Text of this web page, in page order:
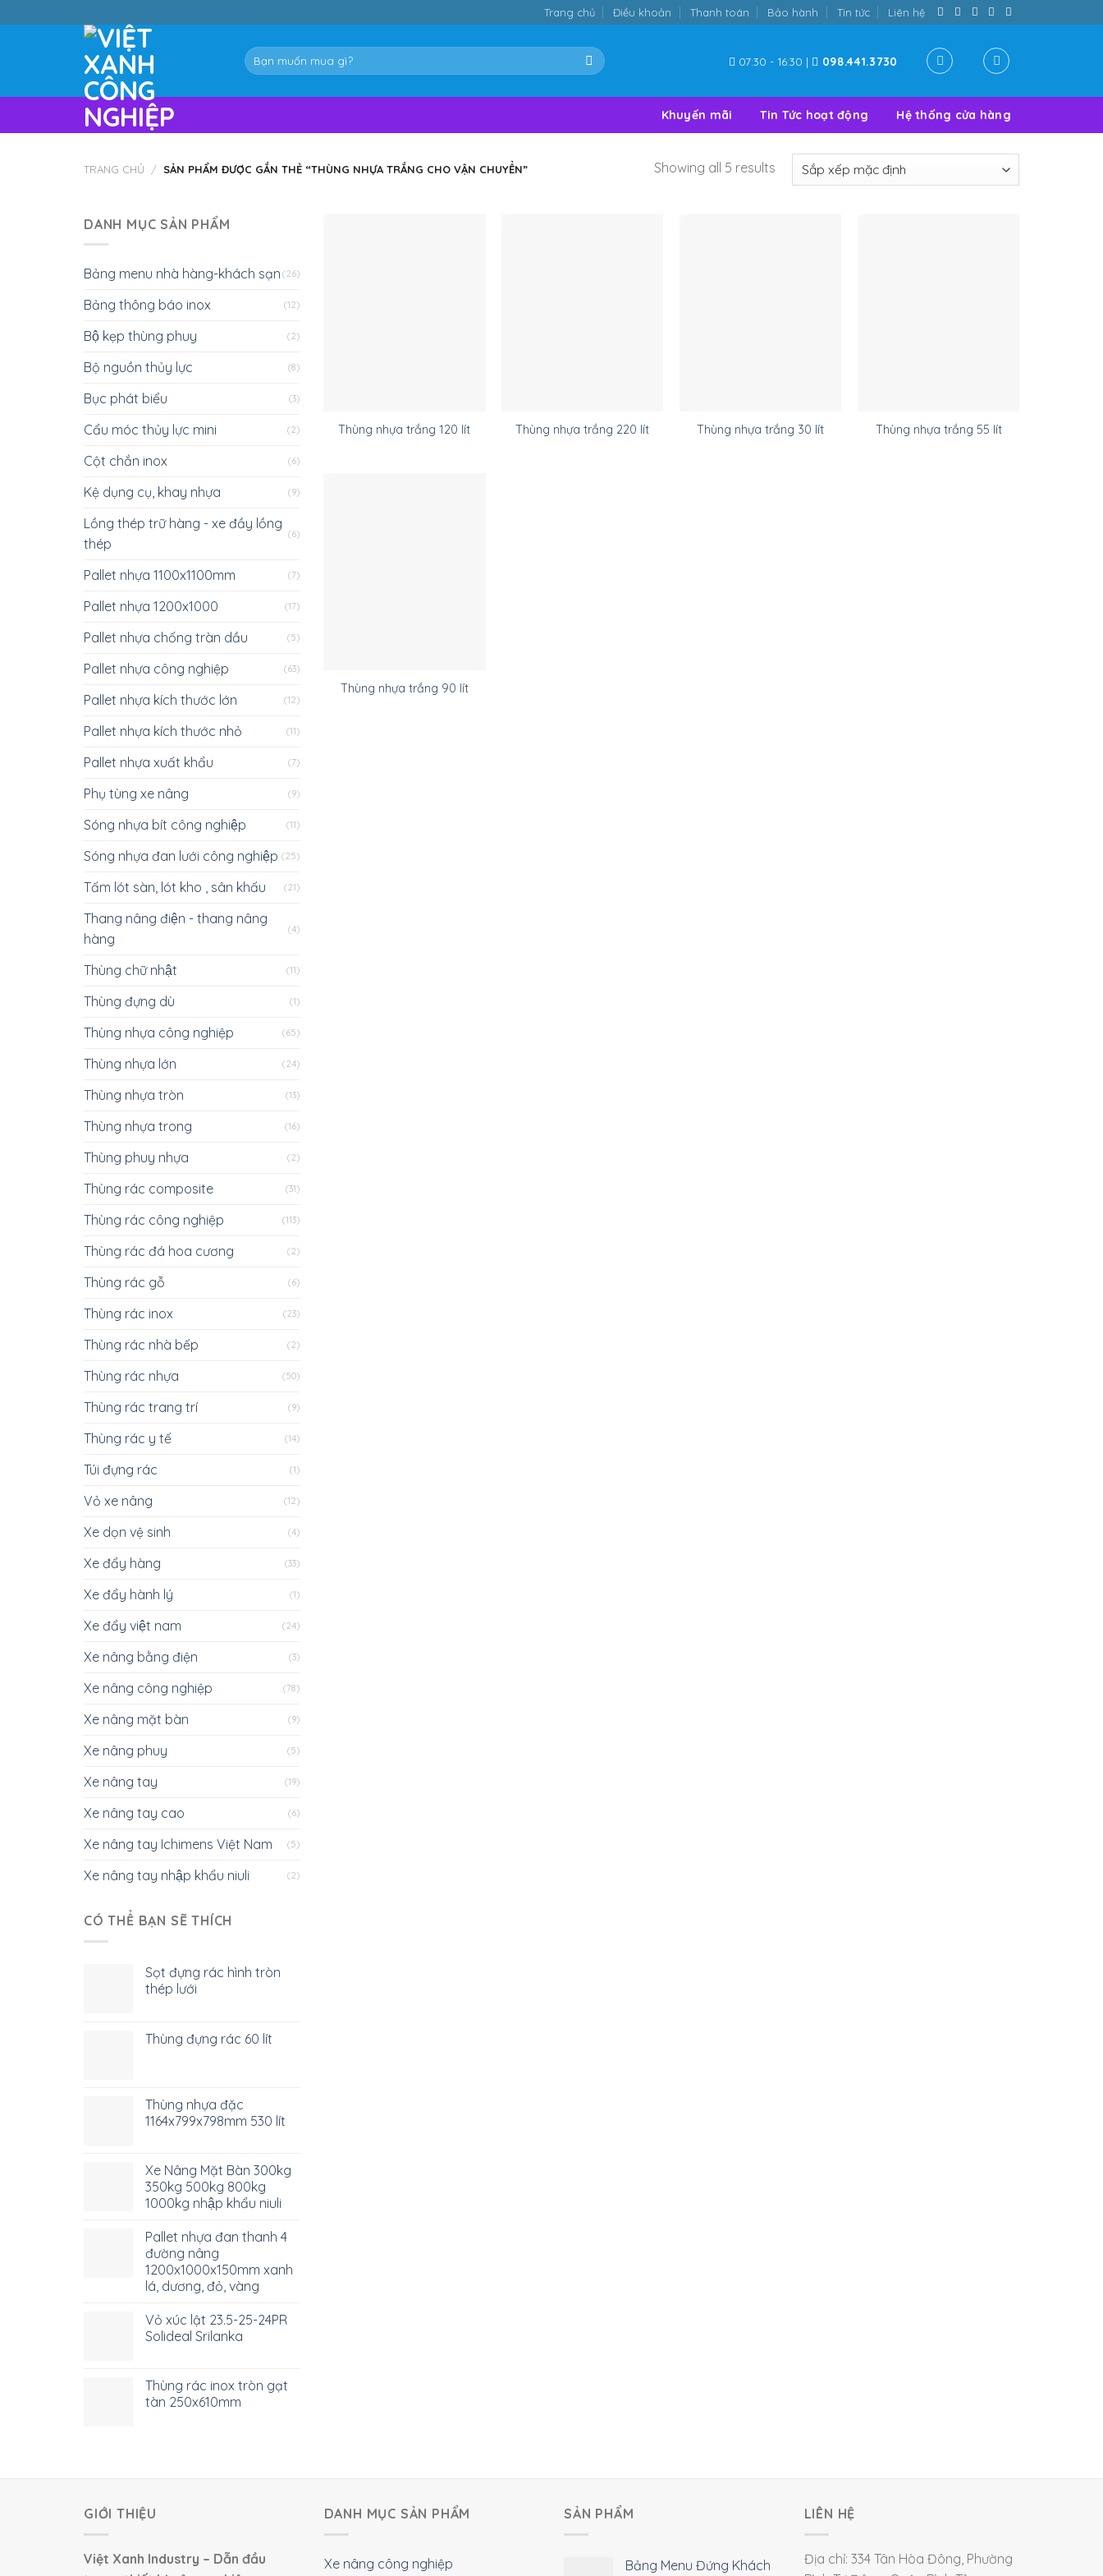
to
Trang chủ Điều khoản Thanh toán Bảo hành Tin tức Liên hệ
Tìm
kiếm:
07:30 - 16:30 | 098.441.3730
Khuyến mãi Tin Tức hoạt động Hệ thống cửa hàng
TRANG CHỦ / SẢN PHẨM ĐƯỢC GẮN THẺ “THÙNG NHỰA TRẮNG CHO VẬN CHUYỂN” Showing all 5 results
DANH MỤC SẢN PHẨM
Bảng menu nhà hàng-khách sạn (26)
Bảng thông báo inox (12)
Bộ kẹp thùng phuy (2)
Bộ nguồn thủy lực (8)
Bục phát biểu (3)
Cẩu móc thủy lực mini (2)
Cột chắn inox (6)
Kệ dụng cụ, khay nhựa (9)
Lồng thép trữ hàng - xe đầy lồng
thép
(6)
Pallet nhựa 1100x1100mm (7)
Pallet nhựa 1200x1000 (17)
Pallet nhựa chống tràn dầu (5)
Pallet nhựa công nghiệp (63)
Pallet nhựa kích thước lớn (12)
Pallet nhựa kích thước nhỏ (11)
Pallet nhựa xuất khẩu (7)
Phụ tùng xe nâng (9)
Sóng nhựa bít công nghiệp (11)
Sóng nhựa đan lưới công nghiệp (25)
Tấm lót sàn, lót kho , sân khấu (21)
Thang nâng điện - thang nâng
hàng
(4)
Thùng chữ nhật (11)
Thùng đựng dù (1)
Thùng nhựa công nghiệp (65)
Thùng nhựa lớn (24)
Thùng nhựa tròn (13)
Thùng nhựa trong (16)
Thùng phuy nhựa (2)
Thùng rác composite (31)
Thùng rác công nghiệp (113)
Thùng rác đá hoa cương (2)
Thùng rác gỗ (6)
Thùng rác inox (23)
Thùng rác nhà bếp (2)
Thùng rác nhựa (50)
Thùng rác trang trí (9)
Thùng rác y tế (14)
Túi đựng rác (1)
Vỏ xe nâng (12)
Xe dọn vệ sinh (4)
Xe đẩy hàng (33)
Xe đẩy hành lý (1)
Xe đẩy việt nam (24)
Xe nâng bằng điện (3)
Xe nâng công nghiệp (78)
Xe nâng mặt bàn (9)
Xe nâng phuy (5)
Xe nâng tay (19)
Xe nâng tay cao (6)
Xe nâng tay Ichimens Việt Nam (5)
Xe nâng tay nhập khẩu niuli (2)
CÓ THỂ BẠN SẼ THÍCH
Sọt đựng rác hình tròn
thép lưới
Thùng đựng rác 60 lít
Thùng nhựa đặc
1164x799x798mm 530 lít
Xe Nâng Mặt Bàn 300kg
350kg 500kg 800kg
1000kg nhập khẩu niuli
Pallet nhựa đan thanh 4
đường nâng
1200x1000x150mm xanh
lá, dương, đỏ, vàng
Vỏ xúc lật 23.5-25-24PR
Solideal Srilanka
Thùng rác inox tròn gạt
tàn 250x610mm
Thùng nhựa trắng 120 lít Thùng nhựa trắng 220 lít Thùng nhựa trắng 30 lít Thùng nhựa trắng 55 lít
Thùng nhựa trắng 90 lít
GIỚI THIỆU
Việt Xanh Industry – Dẫn đầu
DANH MỤC SẢN PHẨM
Xe nâng công nghiệp
SẢN PHẨM
Bảng Menu Đứng Khách
LIÊN HỆ
Địa chỉ: 334 Tân Hòa Đông, Phường